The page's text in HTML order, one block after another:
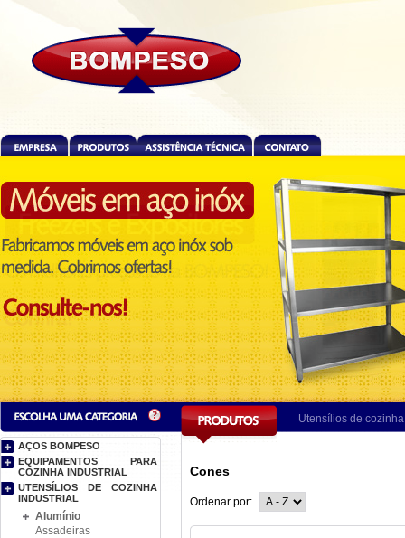
Utensílios de
AÇOS BOMPESO
EQUIPAMENTOS PARA
COZINHA INDUSTRIAL
UTENSÍLIOS DE COZINHA
INDUSTRIAL
Alumínio
Assadeiras
Cones
Ordenar por: